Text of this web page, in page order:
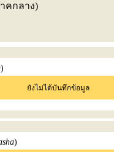
คกลาง)
)
ยังไม่ได้บันทึกข้อมูล
)